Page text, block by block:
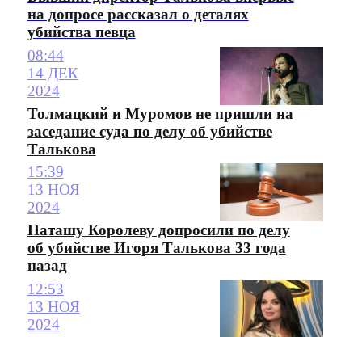
на допросе рассказал о деталях
убийства певца
08:44
14 ДЕК
2024
Толмацкий и Муромов не пришли на
заседание суда по делу об убийстве
Талькова
15:39
13 НОЯ
2024
Наташу Королеву допросили по делу
об убийстве Игоря Талькова 33 года
назад
12:53
13 НОЯ
2024